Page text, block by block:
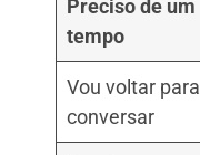
Preciso de um
tempo
Vou voltar para
conversar